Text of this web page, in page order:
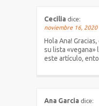
Cecilia dice:
noviembre 16, 2020
Hola Ana!
su lista «vegana»
este artículo,
Ana Garcia dice: